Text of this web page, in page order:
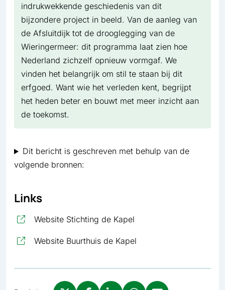
indrukwekkende geschiedenis van dit
bijzondere project in beeld. Van de aanleg van
de Afsluitdijk tot de drooglegging van de
Wieringermeer: dit programma laat zien hoe
Nederland zichzelf opnieuw vormgaf. We
vinden het belangrijk om stil te staan bij dit
erfgoed. Want wie het verleden kent, begrijpt
het heden beter en bouwt met meer inzicht aan
de toekomst.
Dit bericht is geschreven met behulp van de
volgende bronnen:
Links
Website Stichting de Kapel
Website Buurthuis de Kapel